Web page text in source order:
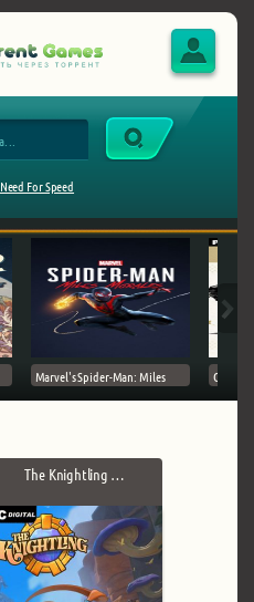
Need For Speed
Marvel's Spider-Man: Miles Ghost
The Knightling …